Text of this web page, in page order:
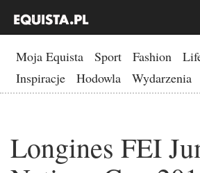
Moja Equista Sport Fashion
Inspiracje
Hodowla Wydarzenia
Longines FEI